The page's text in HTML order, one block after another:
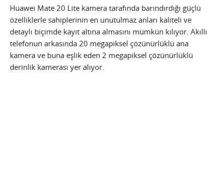
Huawei Mate 20 Lite kamera tarafında barındırdığı güçlü
özelliklerle sahiplerinin en unutulmaz anları kaliteli ve
detaylı biçimde kayıt altına almasını mümkün kılıyor. Akıllı
telefonun arkasında 20 megapiksel çözünürlüklü ana
kamera ve buna eşlik eden 2 megapiksel çözünürlüklü
derinlik kamerası yer alıyor.